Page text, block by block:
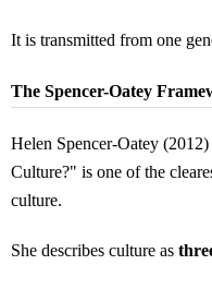
It is transmitted from one
The Spencer-Oatey
Helen Spencer-Oatey
Culture?" is one of the
culture.
She describes culture as